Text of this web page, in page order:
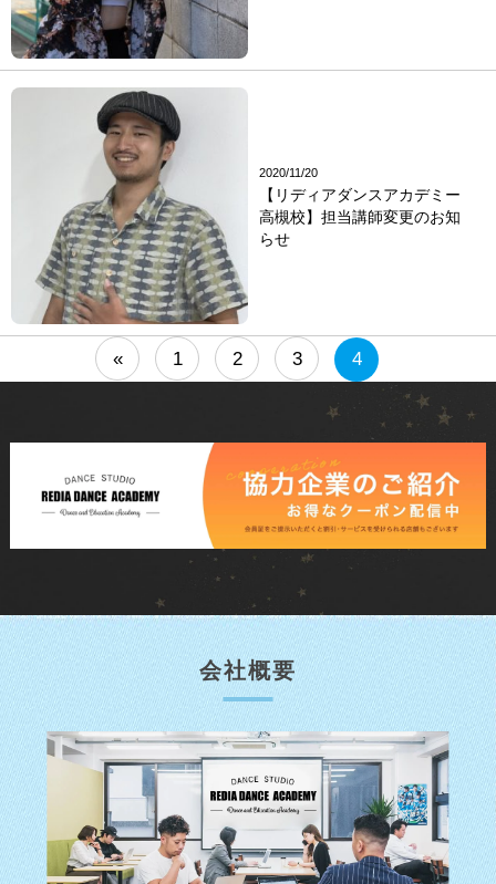
2020/11/20
【リディアダンスアカデミー
高槻校】担当講師変更のお知
らせ
« 1 2 3 4
会社概要